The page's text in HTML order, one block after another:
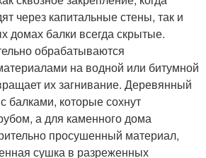
через капитальные стены, так и
домах балки всегда скрытые.
обрабатываются
на водной или битумной
их загнивание. Деревянный
балками, которые сохнут
а для каменного дома
просушенный материал,
сушка в разреженных